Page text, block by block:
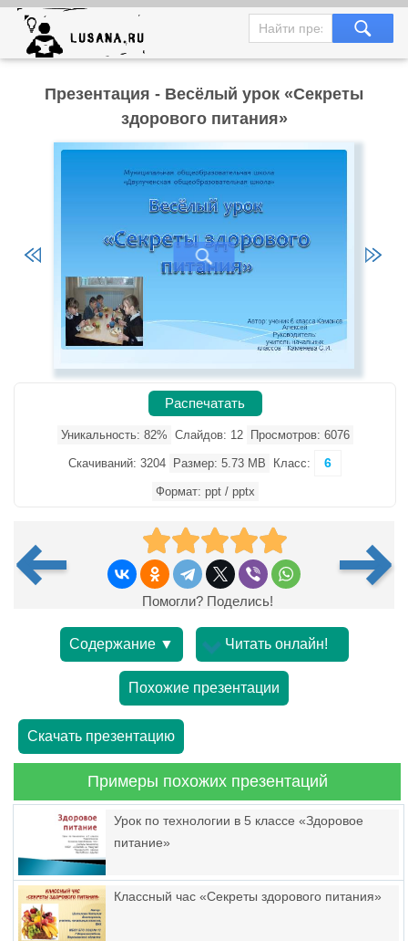
Презентация - Весёлый урок «Секреты
здорового питания»
Распечатать
Уникальность: 82% Слайдов: 12 Просмотров: 6076
Скачиваний: 3204 Размер: 5.73 MB Класс: 6
Формат: ppt / pptx
Помогли? Поделись!
Содержание ▼ Читать онлайн!
Похожие презентации
Скачать презентацию
Примеры похожих презентаций
Урок по технологии в 5 классе «Здоровое
питание»
Классный час «Секреты здорового питания»